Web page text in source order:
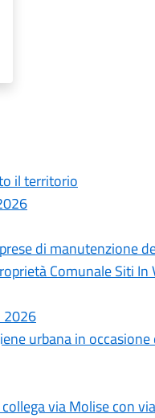
il territorio
di manutenzione
Comunale Siti In
2026
urbana in occasione
via Molise con